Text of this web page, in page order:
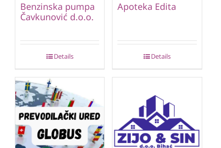
Benzinska pumpa
Čavkunović d.o.o.
Details
Apoteka Edita
Details